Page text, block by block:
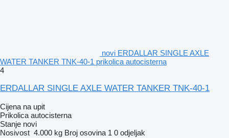
novi ERDALLAR SINGLE AXLE
WATER TANKER TNK-40-1 prikolica autocisterna
4
ERDALLAR SINGLE AXLE WATER TANKER TNK-40-1
Cijena na upit
Prikolica autocisterna
Stanje novi
Nosivost 4.000 kg Broj osovina 1 0 odjeljak